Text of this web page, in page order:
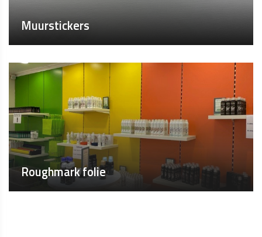
Muurstickers
Roughmark folie